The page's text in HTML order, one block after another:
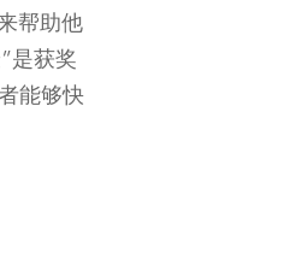
帮助他
是获奖
能够快